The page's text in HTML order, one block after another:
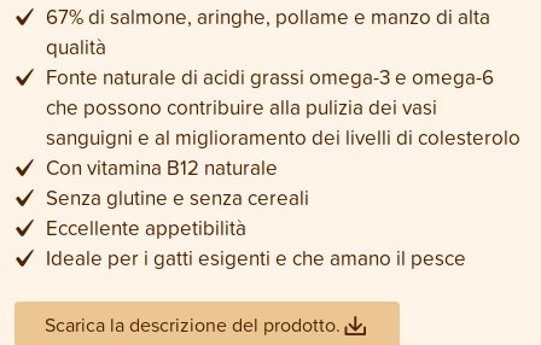
67% di salmone, aringhe, pollame e manzo di alta
qualità
Fonte naturale di acidi grassi omega-3 e omega-6
che possono contribuire alla pulizia dei vasi
sanguigni e al miglioramento dei livelli di colesterolo
Con vitamina B12 naturale
Senza glutine e senza cereali
Eccellente appetibilità
Ideale per i gatti esigenti e che amano il pesce
Scarica la descrizione del prodotto.